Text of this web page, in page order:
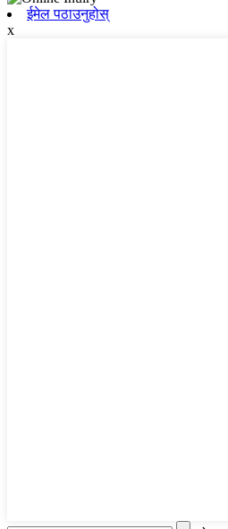
ईमेल पठाउनुहोस्
x